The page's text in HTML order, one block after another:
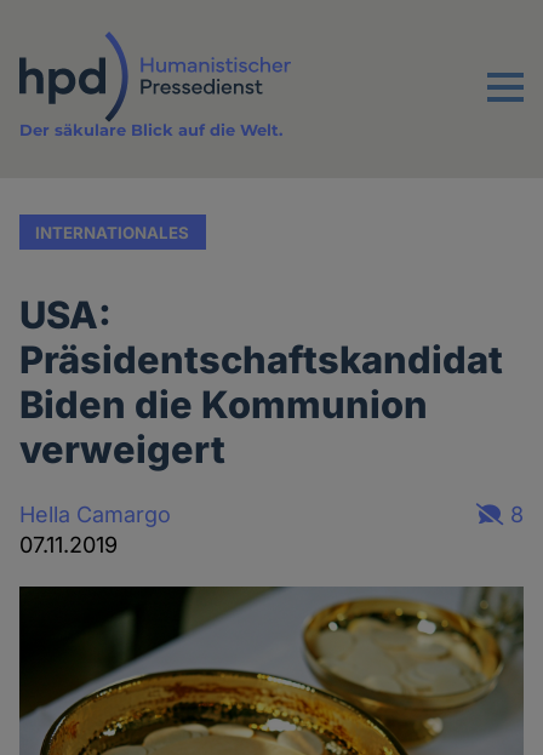
Inhalt
Menu
Der säkulare Blick auf die Welt.
INTERNATIONALES
USA:
Präsidentschaftskandidat
Biden die Kommunion
verweigert
Hella Camargo
07.11.2019
8